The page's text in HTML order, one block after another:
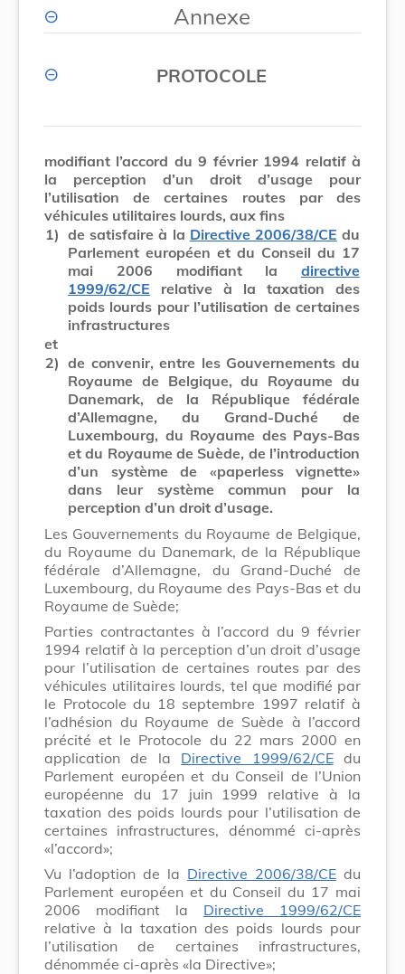
Annexe
PROTOCOLE
modifiant l’accord du 9 février 1994 relatif à
la perception d’un droit d’usage pour
l’utilisation de certaines routes par des
véhicules utilitaires lourds, aux fins
1) de satisfaire à la Directive 2006/38/CE du
Parlement européen et du Conseil du 17
mai 2006 modifiant la directive
1999/62/CE relative à la taxation des
poids lourds pour l’utilisation de certaines
infrastructures
et
2) de convenir, entre les Gouvernements du
Royaume de Belgique, du Royaume du
Danemark, de la République fédérale
d’Allemagne, du Grand-Duché de
Luxembourg, du Royaume des Pays-Bas
et du Royaume de Suède, de l’introduction
d’un système de «paperless vignette»
dans leur système commun pour la
perception d’un droit d’usage.
Les Gouvernements du Royaume de Belgique,
du Royaume du Danemark, de la République
fédérale d’Allemagne, du Grand-Duché de
Luxembourg, du Royaume des Pays-Bas et du
Royaume de Suède;
Parties contractantes à l’accord du 9 février
1994 relatif à la perception d’un droit d’usage
pour l’utilisation de certaines routes par des
véhicules utilitaires lourds, tel que modifié par
le Protocole du 18 septembre 1997 relatif à
l’adhésion du Royaume de Suède à l’accord
précité et le Protocole du 22 mars 2000 en
application de la Directive 1999/62/CEdu
Parlement européen et du Conseil de l’Union
européenne du 17 juin 1999 relative à la
taxation des poids lourds pour l’utilisation de
certaines infrastructures, dénommé ci-après
«l’accord»;
Vu l’adoption de la Directive 2006/38/CE du
Parlement européen et du Conseil du 17 mai
2006 modifiant la Directive 1999/62/CE
relative à la taxation des poids lourds pour
l’utilisation de certaines infrastructures,
dénommée ci-après «la Directive»;